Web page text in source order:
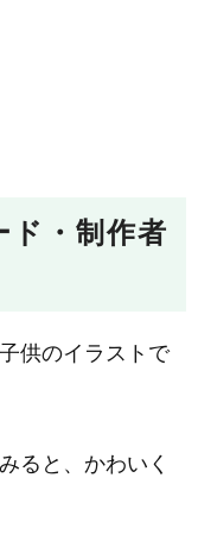
ド・制作者
供のイラストで
ると、かわいく